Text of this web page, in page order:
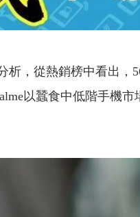
從熱銷榜中看出，
以蠶食中低階手機